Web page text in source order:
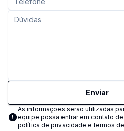
Enviar
As informações serão utilizadas
equipe possa entrar em contato
política de privacidade e termos